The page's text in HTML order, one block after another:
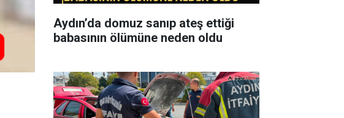
Aydın’da domuz sanıp ateş ettiği
babasının ölümüne neden oldu